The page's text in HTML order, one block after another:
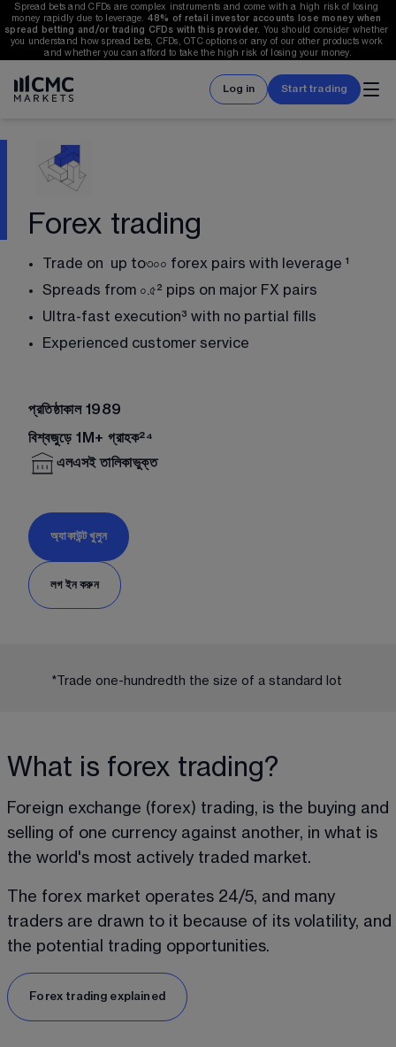
Spread bets and CFDs are complex instruments and come with a high risk of losing
money rapidly due to leverage. 48% of retail investor accounts lose money when
spread betting and/or trading CFDs with this provider. You should consider whether
you understand how spread bets, CFDs, OTC options or any of our other products work
and whether you can afford to take the high risk of losing your money.
Log in Start trading
Forex trading
Trade on  up to৩০০ forex pairs with leverage ¹
Spreads from ০.৫² pips on major FX pairs
Ultra-fast execution³ with no partial fills
Experienced customer service
প্রতিষ্ঠাকাল 1989
বিশ্বজুড়ে 1M+ গ্রাহক²⁴
এলএসই তালিকাভুক্ত
অ্যাকাউন্ট খুলুন
লগ ইন করুন
*Trade one-hundredth the size of a standard lot
What is forex trading?
Foreign exchange (forex) trading, is the buying and
selling of one currency against another, in what is
the world's most actively traded market.
The forex market operates 24/5, and many
traders are drawn to it because of its volatility, and
the potential trading opportunities.
Forex trading explained